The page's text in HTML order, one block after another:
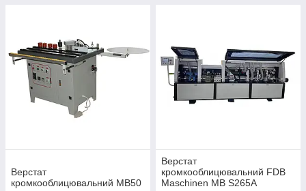
Верстат
кромкооблицювальний MB50
Верстат
кромкооблицювальний FDB
Maschinen MB S265A